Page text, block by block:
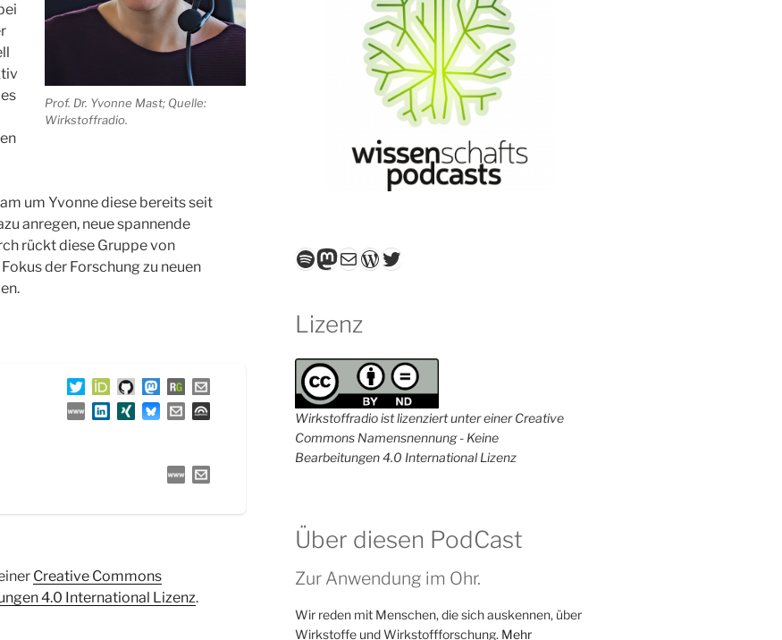
Prof. Dr. Yvonne Mast; Quelle:
Wirkstoffradio.
um Yvonne diese bereits seit
anregen, neue spannende
rückt diese Gruppe von
der Forschung zu neuen
Creative Commons
4.0 International Lizenz.
Spotify
Mastodon
E-MailWordPress
Twitter
Lizenz
Wirkstoffradio ist lizenziert unter einer Creative
Commons Namensnennung - Keine
Bearbeitungen 4.0 International Lizenz
Über diesen PodCast
Zur Anwendung im Ohr.
Wir reden mit Menschen, die sich auskennen, über
Wirkstoffe und Wirkstoffforschung. Mehr